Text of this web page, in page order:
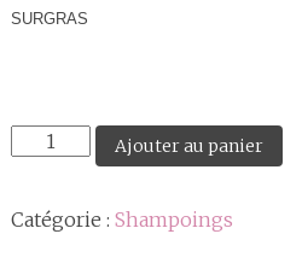
SURGRAS
quantité
au
Ajouter au panier
Catégorie : Shampoings